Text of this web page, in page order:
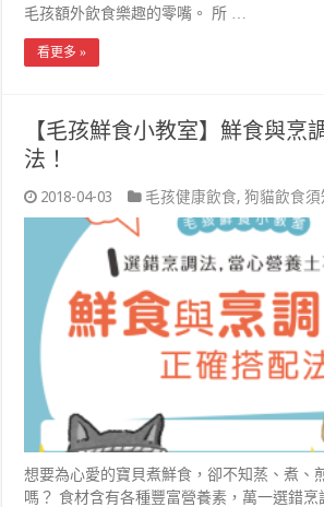
毛孩額外飲食樂趣的零嘴。 所 …
看更多 »
【毛孩鮮食小教室】鮮食與烹
法！
2018-04-03 毛孩健康飲食,狗貓飲食須
想要為心愛的寶貝煮鮮食，卻不知蒸、煮、
嗎？ 食材含有各種豐富營養素，萬一選錯